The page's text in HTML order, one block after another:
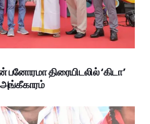
திரையிடலில் ‘கிடா’
அங்கீகாரம்